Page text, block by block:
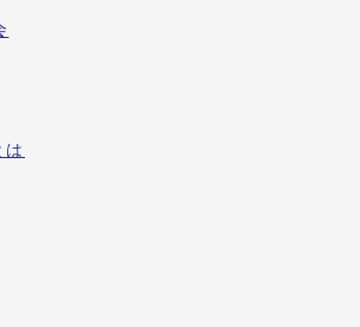
は